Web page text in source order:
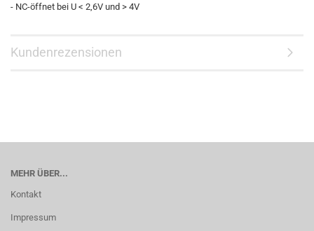
- NC-öffnet bei U < 2,6V und > 4V
Kundenrezensionen
MEHR ÜBER...
Kontakt
Impressum